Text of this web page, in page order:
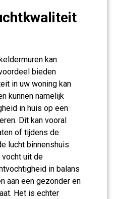
kan
bieden
in uw woning kan
kunnen namelijk
in huis op een
Dit kan vooral
of tijdens de
lucht binnenshuis
vocht uit de
in balans
aan een gezonder en
Het is echter